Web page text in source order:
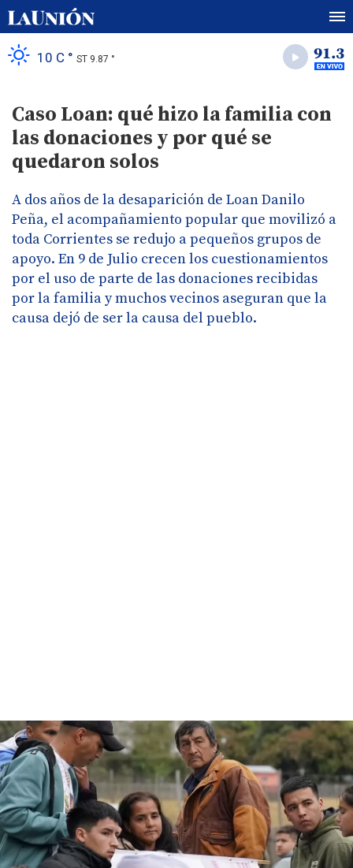
10 C ° ST 9.87 °
Caso Loan: qué hizo la familia con
las donaciones y por qué se
quedaron solos
A dos años de la desaparición de Loan Danilo
Peña, el acompañamiento popular que movilizó a
toda Corrientes se redujo a pequeños grupos de
apoyo. En 9 de Julio crecen los cuestionamientos
por el uso de parte de las donaciones recibidas
por la familia y muchos vecinos aseguran que la
causa dejó de ser la causa del pueblo.